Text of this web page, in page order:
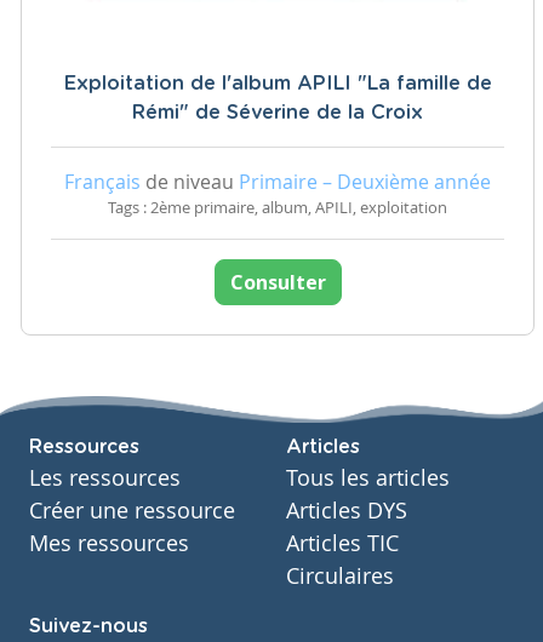
Exploitation de l'album APILI "La famille de
Rémi" de Séverine de la Croix
Français de niveau Primaire – Deuxième année
Tags : 2ème primaire, album, APILI, exploitation
Consulter
Ressources
Les ressources
Créer une ressource
Mes ressources
Articles
Tous les articles
Articles DYS
Articles TIC
Circulaires
Suivez-nous